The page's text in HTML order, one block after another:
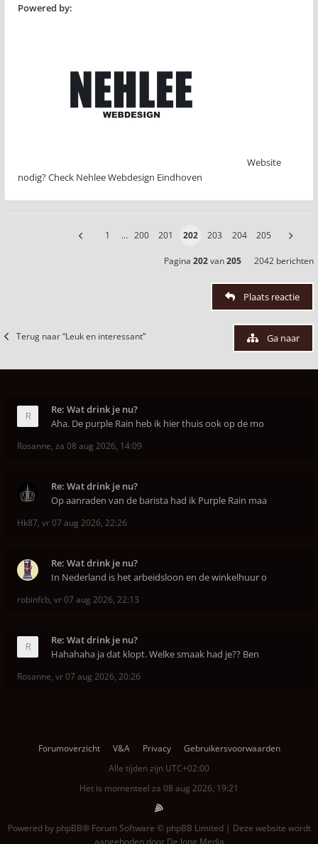
Powered by:
Website
nodig? Check Nehlee Webdesign Eindhoven
1 … 200 201 202 203 204 205
Pagina 202van205 2042 berichten
Plaats reactie
Terug naar “Leuk en interessant” Ga naar
Re: Wat drink je nu?
Aha. De purple Rain heb ik hier thuis ook op de mo
Rosanne, za 08 aug 2026, 14:09
Re: Wat drink je nu?
Op aanraden van de barista had ik Purple Rain maa
Hk87, vr 07 aug 2026, 22:26
Re: Wat drink je nu?
In Nederland is het arbeidsloon en de winkelhuur o
robinfcb, vr 07 aug 2026, 22:13
Re: Wat drink je nu?
Hahahaha ja dat klopt. Welke smaak had je?? Ben
Rosanne, vr 07 aug 2026, 20:26
Forumoverzicht V&A Privacy
Gebruikersvoorwaarden
Alle tijden zijn UTC+02:00
Het is momenteel za 08 aug 2026, 19:21
Powered by phpBB® Forum Software © phpBB Limited | Deze website wordt
aangeboden door De Jong Media